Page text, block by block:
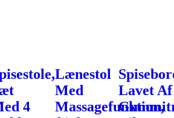
4
Lænestol
Med
Massagefunktion,
Lavet Af